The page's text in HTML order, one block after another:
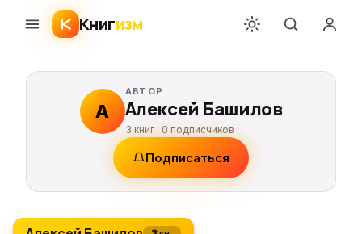
Книгизм
А
АВТОР
Алексей Башилов
3 книг · 0 подписчиков
Подписаться